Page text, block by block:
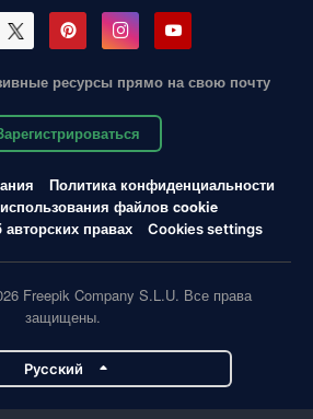
ресурсы прямо на свою почту
Политика конфиденциальности
файлов cookie
правах
Cookies settings
Freepik Company S.L.U. Все права
защищены.
Pусский